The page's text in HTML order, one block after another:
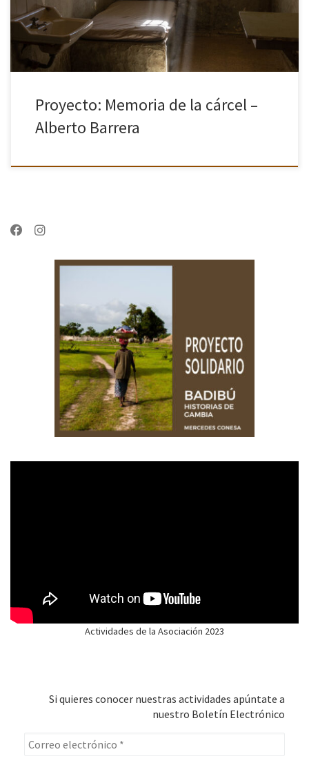
Proyecto: Memoria de la cárcel –
Alberto Barrera
Actividades de la Asociación 2023
Si quieres conocer nuestras actividades apúntate a
nuestro Boletín Electrónico